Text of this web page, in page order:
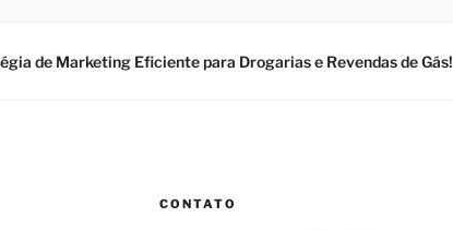
de Marketing Eficiente para Drogarias e Revendas de Gás!
CONTATO